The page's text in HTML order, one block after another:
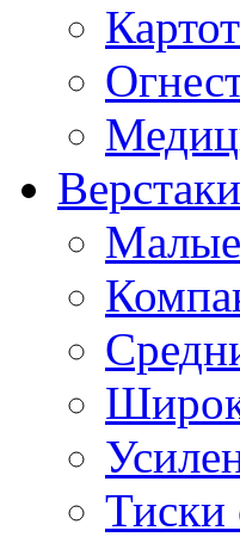
Верстаки
Малые
Тиски